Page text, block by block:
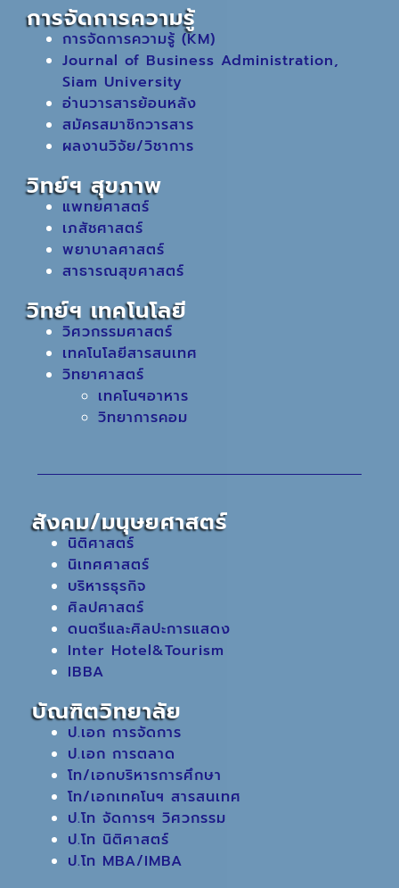
การจัดการความรู้
การจัดการความรู้ (KM)
Journal of Business Administration,
Siam University
อ่านวารสารย้อนหลัง
สมัครสมาชิกวารสาร
ผลงานวิจัย/วิชาการ
วิทย์ฯ สุขภาพ
แพทยศาสตร์
เภสัชศาสตร์
พยาบาลศาสตร์
สาธารณสุขศาสตร์
วิทย์ฯ เทคโนโลยี
วิศวกรรมศาสตร์
เทคโนโลยีสารสนเทศ
วิทยาศาสตร์
เทคโนฯอาหาร
วิทยาการคอม
สังคม/มนุษยศาสตร์
นิติศาสตร์
นิเทศศาสตร์
บริหารธุรกิจ
ศิลปศาสตร์
ดนตรีและศิลปะการแสดง
Inter Hotel&Tourism
IBBA
บัณฑิตวิทยาลัย
ป.เอก การจัดการ
ป.เอก การตลาด
โท/เอกบริหารการศึกษา
โท/เอกเทคโนฯ สารสนเทศ
ป.โท จัดการฯ วิศวกรรม
ป.โท นิติศาสตร์
ป.โท MBA/IMBA